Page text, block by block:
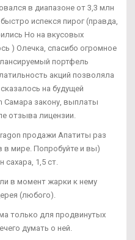
в диапазоне от 3,3 млн
испекся пирог (правда,
Но на вкусовых
) Олечка, спасибо огромное
портфель
акций позволяла
на будущей
Самара закону, выплаты
отзыва лицензии.
продажи Апатиты раз
в мире. Попробуйте и вы)
сахара, 1,5 ст.
в момент жарки к нему
(любого).
только для продвинутых
думать о ней.